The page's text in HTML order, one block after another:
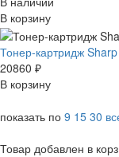
В корзину
Тонер-картридж
20860 ₽
В корзину
показать по 9 15 30
Товар добавлен в